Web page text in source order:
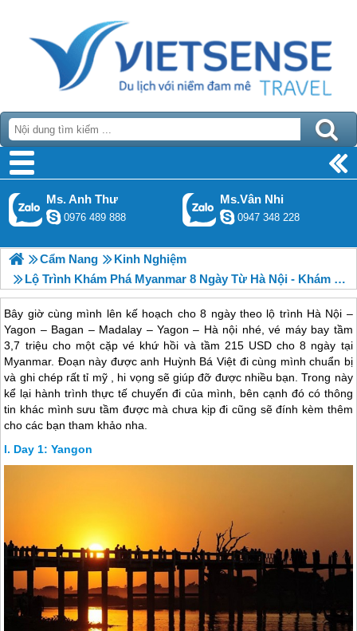
Ms. Anh Thư
0976 489 888
Ms.Vân Nhi
0947 348 228
Cẩm Nang
Kinh Nghiệm
Lộ Trình Khám Phá Myanmar 8 Ngày Từ Hà Nội - Khám Phá Vẻ Đẹp Và Thông Tin Hữu Ích
Bây giờ cùng mình lên kế hoạch cho 8 ngày theo lộ trình Hà Nội –
Yagon – Bagan – Madalay – Yagon – Hà nội nhé, vé máy bay tầm
3,7 triệu cho một cặp vé khứ hồi và tầm 215 USD cho 8 ngày tại
Myanmar. Đoạn này được anh Huỳnh Bá Việt đi cùng mình chuẩn bị
và ghi chép rất tỉ mỹ , hi vọng sẽ giúp đỡ được nhiều bạn. Trong này
kể lại hành trình thực tế chuyến đi của mình, bên cạnh đó có thông
tin khác mình sưu tầm được mà chưa kịp đi cũng sẽ đính kèm thêm
cho các bạn tham khảo nha.
Day 1: Yangon